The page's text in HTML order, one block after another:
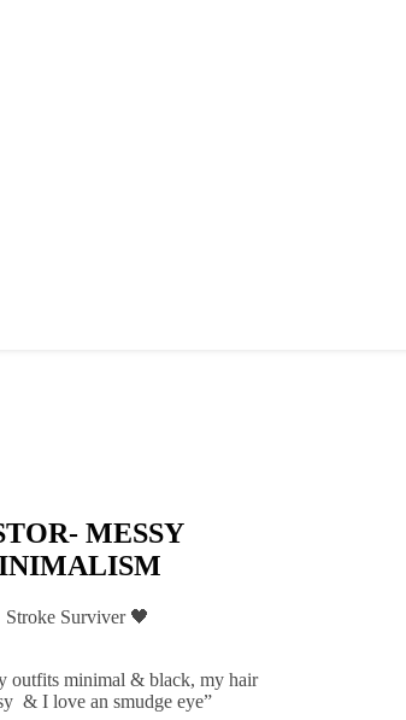
MESSY
Stroke Surviver 🖤
outfits minimal & black, my hair
& I love an smudge eye”